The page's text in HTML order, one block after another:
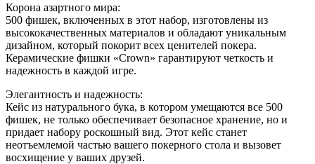
Корона азартного мира:
500 фишек, включенных в этот набор, изготовлены из
высококачественных материалов и обладают уникальным
дизайном, который покорит всех ценителей покера.
Керамические фишки «Crown» гарантируют четкость и
надежность в каждой игре.
Элегантность и надежность:
Кейс из натурального бука, в котором умещаются все 500
фишек, не только обеспечивает безопасное хранение, но и
придает набору роскошный вид. Этот кейс станет
неотъемлемой частью вашего покерного стола и вызовет
восхищение у ваших друзей.